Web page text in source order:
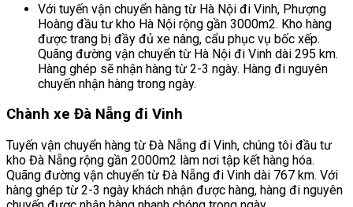
Với tuyến vận chuyển hàng từ Hà Nội đi Vinh, Phượng
Hoàng đầu tư kho Hà Nội rộng gần 3000m2. Kho hàng
được trang bị đầy đủ xe nâng, cẩu phục vụ bốc xếp.
Quãng đường vận chuyển từ Hà Nội đi Vinh dài 295 km.
Hàng ghép sẽ nhận hàng từ 2-3 ngày. Hàng đi nguyên
chuyến nhận hàng trong ngày.
Chành xe Đà Nẵng đi Vinh
Tuyến vận chuyển hàng từ Đà Nẵng đi Vinh, chúng tôi đầu tư
kho Đà Nẵng rộng gần 2000m2 làm nơi tập kết hàng hóa.
Quãng đường vận chuyển từ Đà Nẵng đi Vinh dài 767 km. Với
hàng ghép từ 2-3 ngày khách nhận được hàng, hàng đi nguyên